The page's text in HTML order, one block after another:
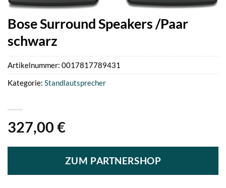
Bose Surround Speakers /Paar
schwarz
327,00 €
ZUM PARTNERSHOP
Artikelnummer: 0017817789431
Kategorie: Standlautsprecher